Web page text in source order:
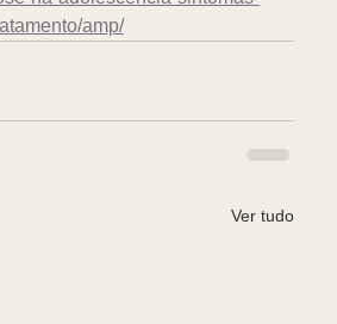
amp/
Ver tudo